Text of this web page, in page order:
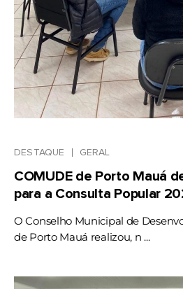
DESTAQUE GERAL
COMUDE de Porto Mauá
para a Consulta Popular
O Conselho Municipal de
de Porto Mauá realizou, n ...